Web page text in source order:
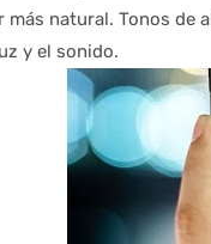
más natural. Tonos de
y el sonido.